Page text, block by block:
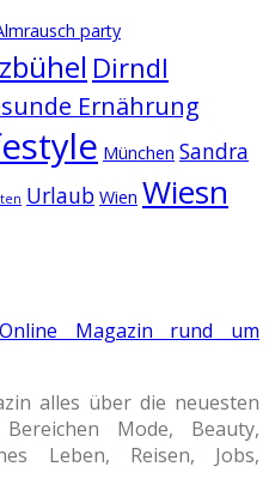
party
Dirndl
Ernährung
München Sandra
Urlaub Wien Wiesn
Magazin rund um
alles über die neuesten
Mode, Beauty,
Leben, Reisen, Jobs,